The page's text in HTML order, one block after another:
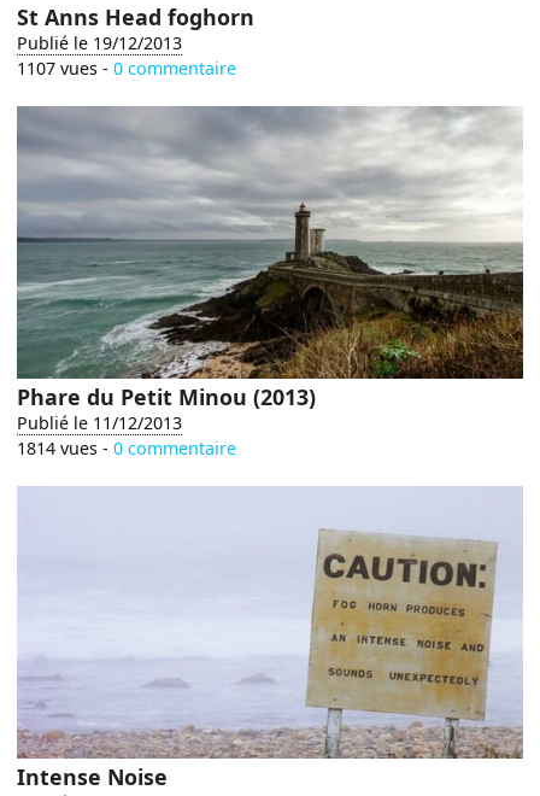
St Anns Head foghorn
Publié le 19/12/2013
1107 vues -0 commentaire
Phare du Petit Minou (2013)
Publié le 11/12/2013
1814 vues -0 commentaire
Intense Noise